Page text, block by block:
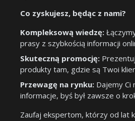
Co zyskujesz, będąc z nami?
Kompleksową wiedzę:
prasy z szybkością informacji
Skuteczną promocję:
produkty tam, gdzie są Twoi
Przewagę na rynku: Dajemy Ci
informacje, byś był zawsze o
Zaufaj ekspertom, którzy od lat